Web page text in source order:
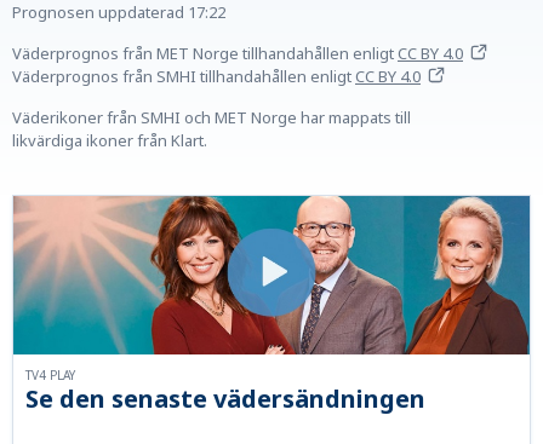
Prognosen uppdaterad 17:22
Väderprognos från MET Norge tillhandahållen enligtCC BY 4.0
Väderprognos från SMHI tillhandahållen enligtCC BY 4.0
Väderikoner från SMHI och MET Norge har mappats till
likvärdiga ikoner från Klart.
Se den senaste vädersändningen
TV4 PLAY